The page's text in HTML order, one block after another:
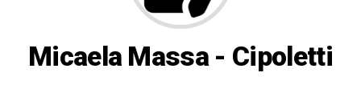
Micaela Massa - Cipoletti